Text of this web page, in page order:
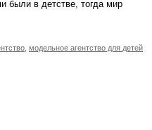
были в детстве, тогда мир
модельное агентство для детей